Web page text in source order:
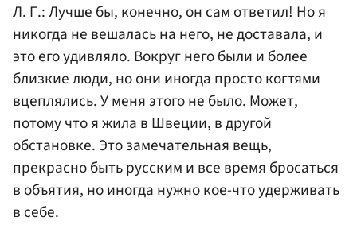
Л. Г.: Лучше бы, конечно, он сам ответил! Но я
никогда не вешалась на него, не доставала, и
это его удивляло. Вокруг него были и более
близкие люди, но они иногда просто когтями
вцеплялись. У меня этого не было. Может,
потому что я жила в Швеции, в другой
обстановке. Это замечательная вещь,
прекрасно быть русским и все время бросаться
в объятия, но иногда нужно кое-что удерживать
в себе.